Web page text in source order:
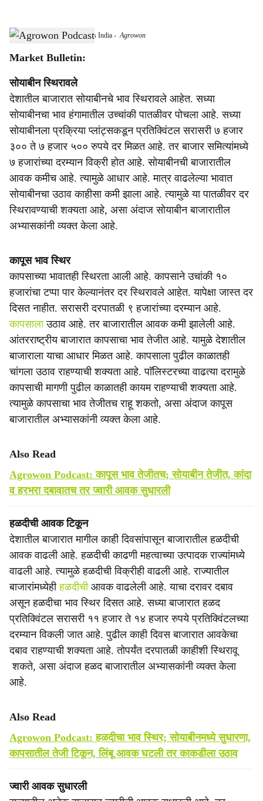
r
e
Agricultural Commodity Prices India -Agrowon
Market Bulletin:
सोयाबीन स्थिरावले
देशातील बाजारात सोयाबीनचे भाव स्थिरावले आहेत. सध्या
सोयाबीनचा भाव हंगामातील उच्चांकी पातळीवर पोचला आहे. सध्या
सोयाबीनला प्रक्रिया प्लांट्सकडून प्रतिक्विंटल सरासरी ७ हजार
३०० ते ७ हजार ५०० रुपये दर मिळत आहे. तर बाजार समित्यांमध्ये
७ हजारांच्या दरम्यान विक्री होत आहे. सोयाबीनची बाजारातील
आवक कमीच आहे. त्यामुळे आधार आहे. मात्र वाढलेल्या भावात
सोयाबीनचा उठाव काहीसा कमी झाला आहे. त्यामुळे या पातळीवर दर
स्थिरावण्याची शक्यता आहे, असा अंदाज सोयाबीन बाजारातील
अभ्यासकांनी व्यक्त केला आहे.
कापूस भाव स्थिर
कापसाच्या भावातही स्थिरता आली आहे. कापसाने उचांकी १०
हजारांचा टप्पा पार केल्यानंतर दर स्थिरावले आहेत. यापेक्षा जास्त दर
दिसत नाहीत. सरासरी दरपातळी ९ हजारांच्या दरम्यान आहे.
कापसालाउठाव आहे. तर बाजारातील आवक कमी झालेली आहे.
आंतरराष्ट्रीय बाजारात कापसाचा भाव तेजीत आहे. यामुळे देशातील
बाजाराला याचा आधार मिळत आहे. कापसाला पुढील काळातही
चांगला उठाव राहण्याची शक्यता आहे. पाॅलिस्टरच्या वाढत्या दरामुळे
कापसाची मागणी पुढील काळातही कायम राहण्याची शक्यता आहे.
त्यामुळे कापसाचा भाव तेजीतच राहू शकतो, असा अंदाज कापूस
बाजारातील अभ्यासकांनी व्यक्त केला आहे.
Also Read
Agrowon Podcast: कापूस भाव तेजीतच; सोयाबीन तेजीत, कांदा
व हरभरा दबावातच तर ज्वारी आवक सुधारली
हळदीची आवक टिकून
देशातील बाजारात मागील काही दिवसांपासून बाजारातील हळदीची
आवक वाढली आहे. हळदीची काढणी महत्वाच्या उत्पादक राज्यांमध्ये
वाढली आहे. त्यामुळे हळदीची विक्रीही वाढली आहे. राज्यातील
बाजारांमध्येहीहळदीची आवक वाढलेली आहे. याचा दरावर दबाव
असून हळदीचा भाव स्थिर दिसत आहे. सध्या बाजारात हळद
प्रतिक्विंटल सरासरी ११ हजार ते १४ हजार रुपये प्रतिक्विंटलच्या
दरम्यान विकली जात आहे. पुढील काही दिवस बाजारात आवकेचा
दबाव राहण्याची शक्यता आहे. तोपर्यंत दरपातळी काहीशी स्थिरावू
शकते, असा अंदाज हळद बाजारातील अभ्यासकांनी व्यक्त केला
आहे.
Also Read
Agrowon Podcast: हळदीचा भाव स्थिर; सोयाबीनमध्ये सुधारणा,
कापसातील तेजी टिकून, लिंबू आवक घटली तर काकडीला उठाव
ज्वारी आवक सुधारली